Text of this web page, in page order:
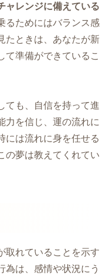
ャレンジに備えている
るためにはバランス感
たときは、あなたが新
て準備ができているこ
ても、自信を持って進
力を信じ、運の流れに
には流れに身を任せる
の夢は教えてくれてい
取れていることを示す
為は、感情や状況にう